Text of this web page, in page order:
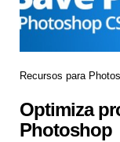
Recursos para
Optimiza
Photoshop